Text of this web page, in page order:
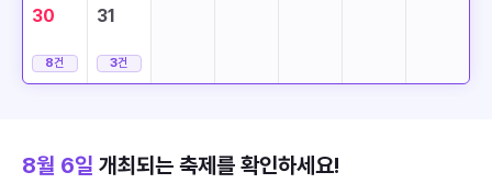
30
8건
31
3건
8월 6일 개최되는 축제를 확인하세요!